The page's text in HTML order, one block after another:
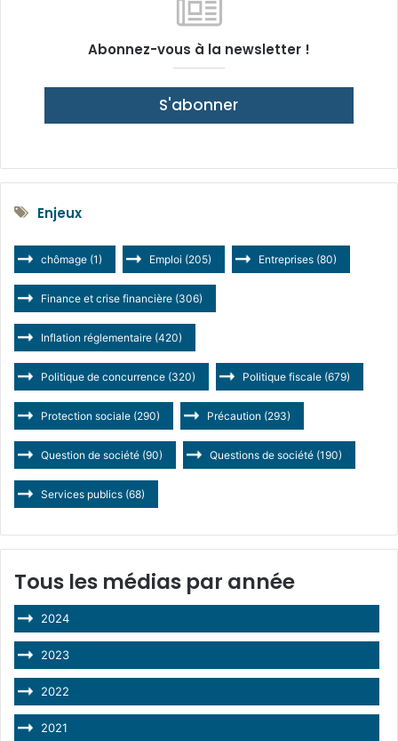
Abonnez-vous à la newsletter !
S'abonner
Enjeux
chômage (1) Emploi (205) Entreprises (80)
Finance et crise financière (306)
Inflation réglementaire (420)
Politique de concurrence (320) Politique fiscale (679)
Protection sociale (290) Précaution (293)
Question de société (90) Questions de société (190)
Services publics (68)
Tous les médias par année
2024
2023
2022
2021